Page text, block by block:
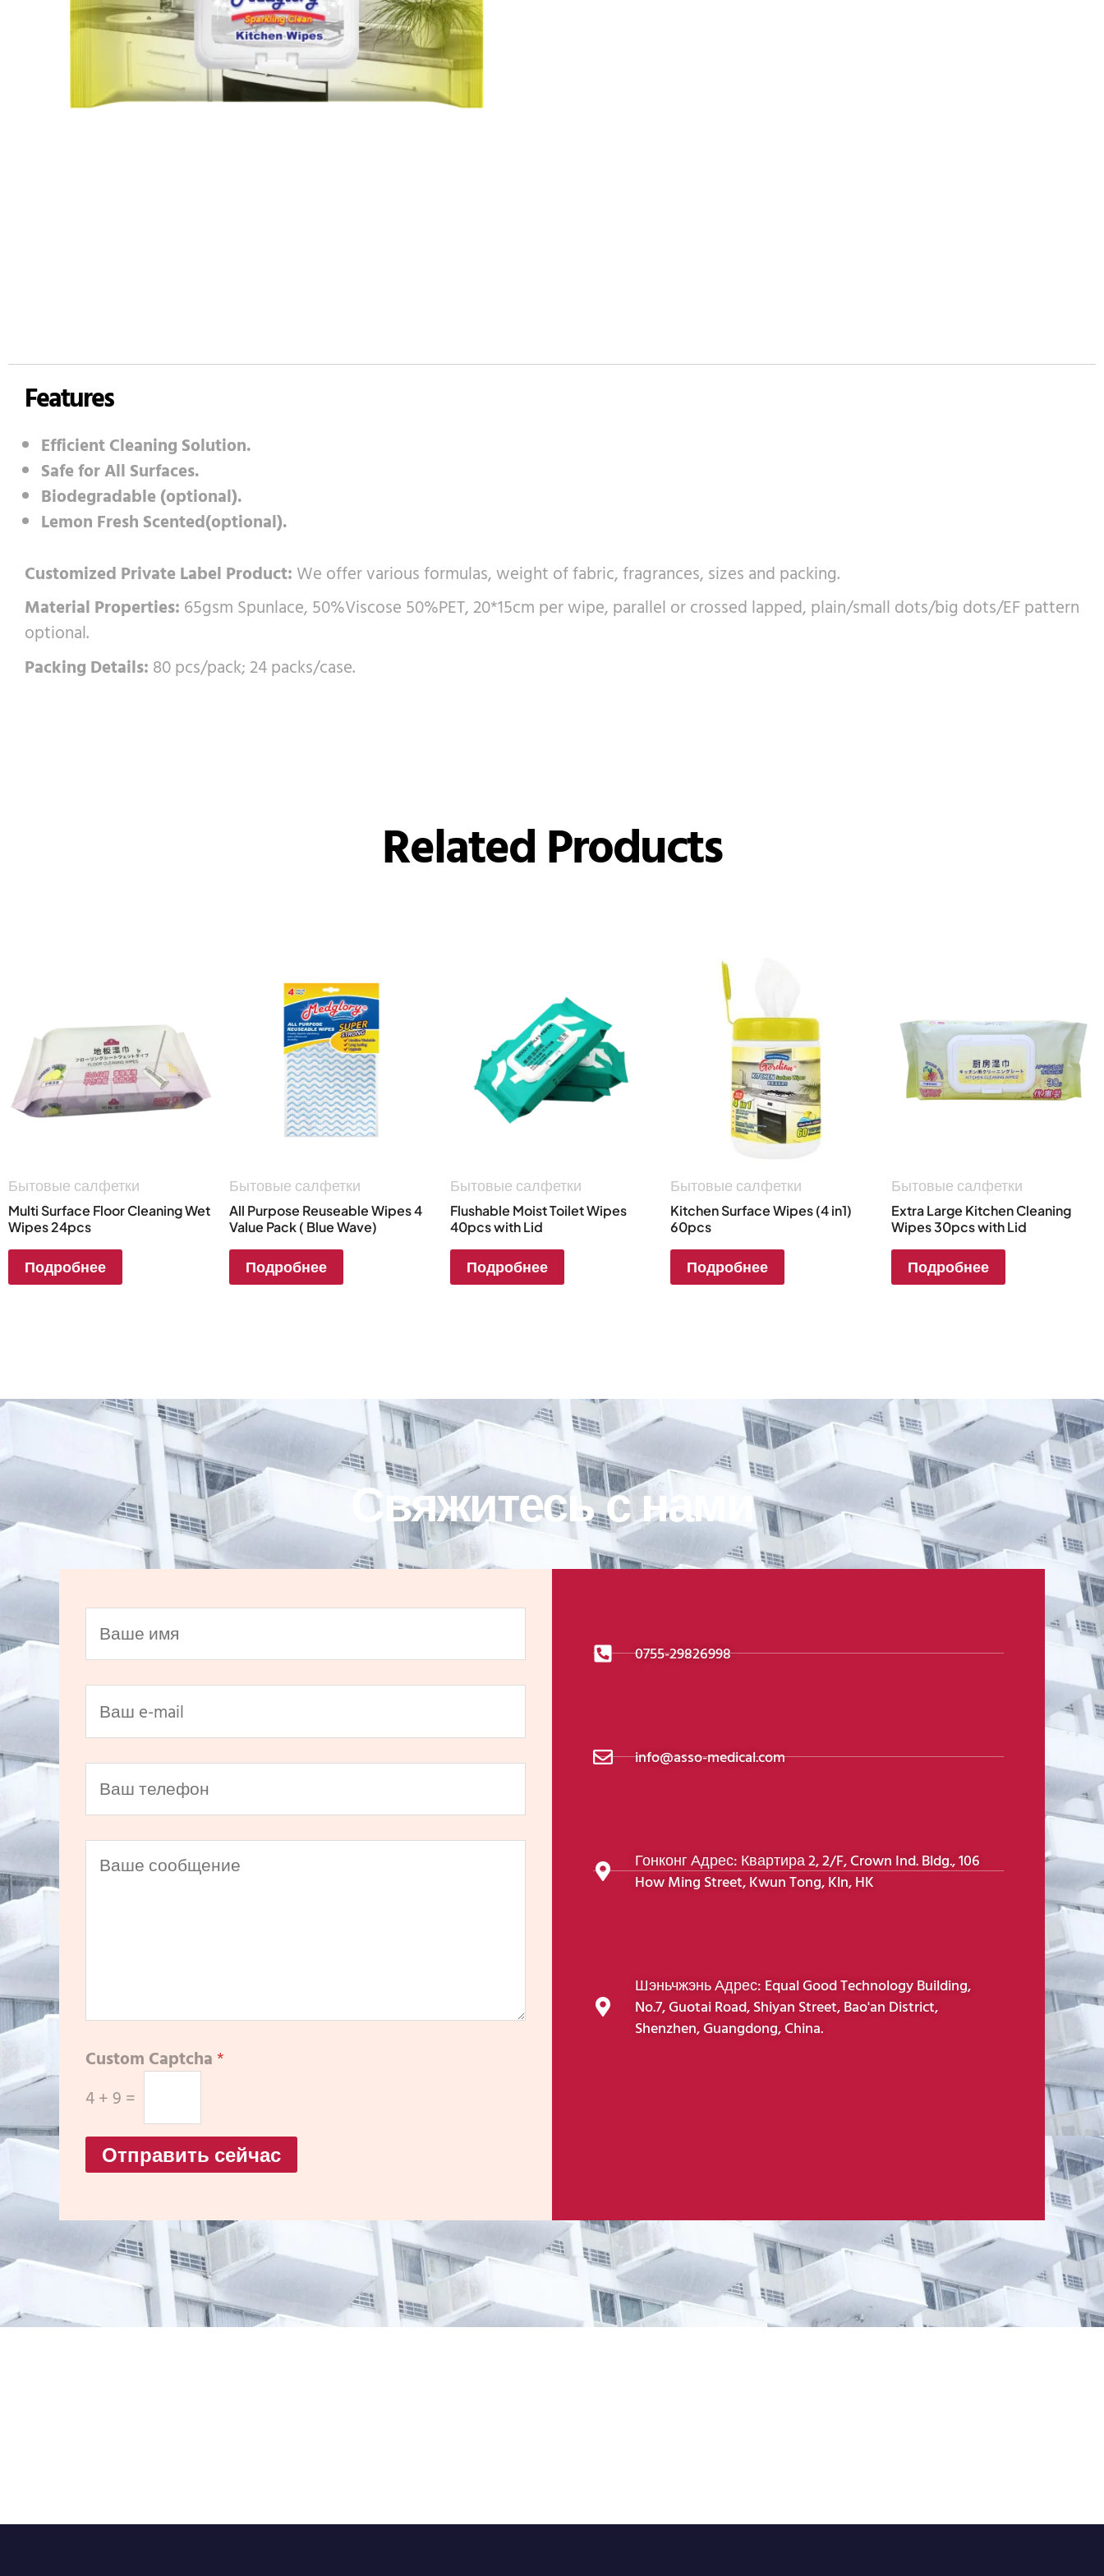
Features
Efficient Cleaning Solution.
Safe for All Surfaces.
Biodegradable (optional).
Lemon Fresh Scented(optional).
Customized Private Label Product: We offer various formulas, weight of fabric, fragrances, sizes and packing.
Material Properties: 65gsm Spunlace, 50%Viscose 50%PET, 20*15cm per wipe, parallel or crossed lapped, plain/small dots/big dots/EF pattern
optional.
Packing Details: 80 pcs/pack; 24 packs/case.
Related Products
Бытовые салфетки
Multi Surface Floor Cleaning Wet
Wipes 24pcs
Подробнее
Бытовые салфетки
All Purpose Reuseable Wipes 4
Value Pack ( Blue Wave)
Подробнее
Бытовые салфетки
Flushable Moist Toilet Wipes
40pcs with Lid
Подробнее
Бытовые салфетки
Kitchen Surface Wipes (4 in1)
60pcs
Подробнее
Бытовые салфетки
Extra Large Kitchen Cleaning
Wipes 30pcs with Lid
Подробнее
Свяжитесь с нами
Custom Captcha*
4+ 9 =
Отправить сейчас
0755-29826998
info@asso-medical.com
Гонконг Адрес: Квартира 2, 2/F, Crown Ind. Bldg., 106
How Ming Street, Kwun Tong, Kln, HK
Шэньчжэнь Адрес: Equal Good Technology Building,
No.7, Guotai Road, Shiyan Street, Bao'an District,
Shenzhen, Guangdong, China.